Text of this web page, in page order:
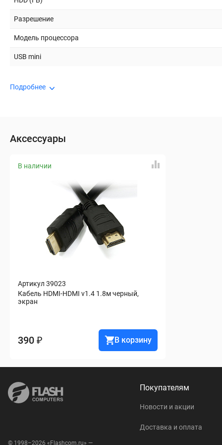
Разрешение
Модель процессора
USB mini
Подробнее
Аксессуары
В наличии
Артикул 39023
Кабель HDMI-HDMI v1.4 1.8м черный,
экран
390 ₽ В корзину
© 1998–2026 «Flashcom.ru» —
Покупателям
Новости и акции
Доставка и оплата